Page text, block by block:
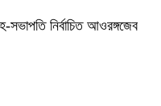
সভাপতি নির্বাচিত আওরঙ্গজেব